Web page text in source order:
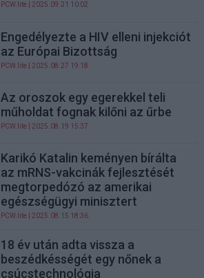
PCW.lite | 2025.09.21 10:02
Engedélyezte a HIV elleni injekciót
az Európai Bizottság
PCW.lite | 2025.08.27 19:18
Az oroszok egy egerekkel teli
műholdat fognak kilőni az űrbe
PCW.lite | 2025.08.19 15:37
Karikó Katalin keményen bírálta
az mRNS-vakcinák fejlesztését
megtorpedózó az amerikai
egészségügyi minisztert
PCW.lite | 2025.08.15 18:36
18 év után adta vissza a
beszédkésségét egy nőnek a
csúcstechnológia